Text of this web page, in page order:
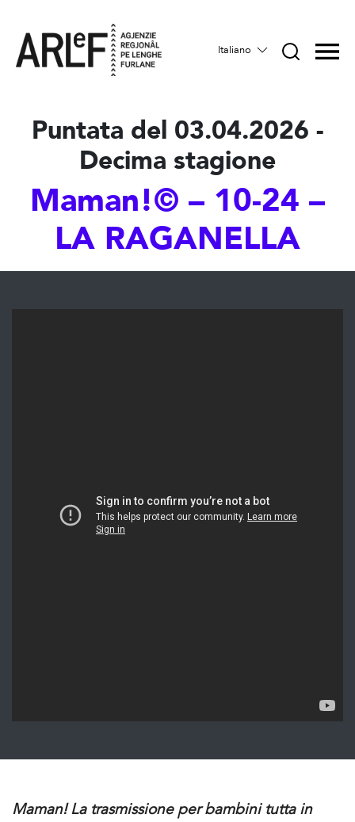
Italiano
Puntata del 03.04.2026 -
Decima stagione
Maman!© – 10-24 –
LA RAGANELLA
Maman! La trasmissione per bambini tutta in